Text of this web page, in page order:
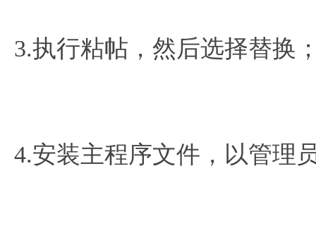
3.执行粘帖，然后选择替换
4.安装主程序文件，以管理